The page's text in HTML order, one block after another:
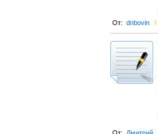
От: dnbovin l